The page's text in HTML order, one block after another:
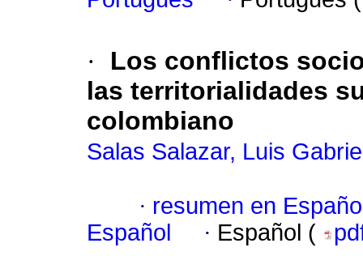
·
Los conflictos
las territorialidades
colombiano
Salas Salazar, Luis
· resumen en
Español
· Español (